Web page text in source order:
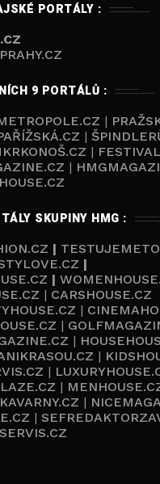
PORTÁLY :
9 PORTÁLŮ :
|
|
|
|
Z
SKUPINY HMG :
|
|
|
| CARSHOUSE.CZ
|
|
|
|
|
|
|
|